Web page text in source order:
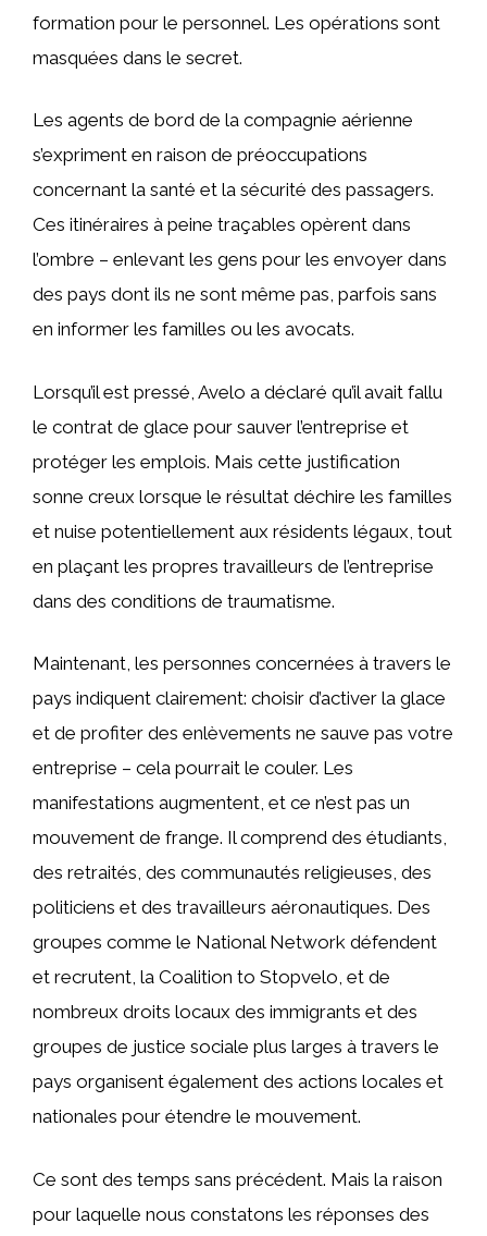
formation pour le personnel. Les opérations sont
masquées dans le secret.
Les agents de bord de la compagnie aérienne
s’expriment en raison de préoccupations
concernant la santé et la sécurité des passagers.
Ces itinéraires à peine traçables opèrent dans
l’ombre – enlevant les gens pour les envoyer dans
des pays dont ils ne sont même pas, parfois sans
en informer les familles ou les avocats.
Lorsqu’il est pressé, Avelo a déclaré qu’il avait fallu
le contrat de glace pour sauver l’entreprise et
protéger les emplois. Mais cette justification
sonne creux lorsque le résultat déchire les familles
et nuise potentiellement aux résidents légaux, tout
en plaçant les propres travailleurs de l’entreprise
dans des conditions de traumatisme.
Maintenant, les personnes concernées à travers le
pays indiquent clairement: choisir d’activer la glace
et de profiter des enlèvements ne sauve pas votre
entreprise – cela pourrait le couler. Les
manifestations augmentent, et ce n’est pas un
mouvement de frange. Il comprend des étudiants,
des retraités, des communautés religieuses, des
politiciens et des travailleurs aéronautiques. Des
groupes comme le National Network défendent
et recrutent, la Coalition to Stopvelo, et de
nombreux droits locaux des immigrants et des
groupes de justice sociale plus larges à travers le
pays organisent également des actions locales et
nationales pour étendre le mouvement.
Ce sont des temps sans précédent. Mais la raison
pour laquelle nous constatons les réponses des